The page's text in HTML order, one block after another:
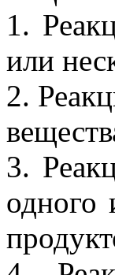
1.
или
2.
3.
одного